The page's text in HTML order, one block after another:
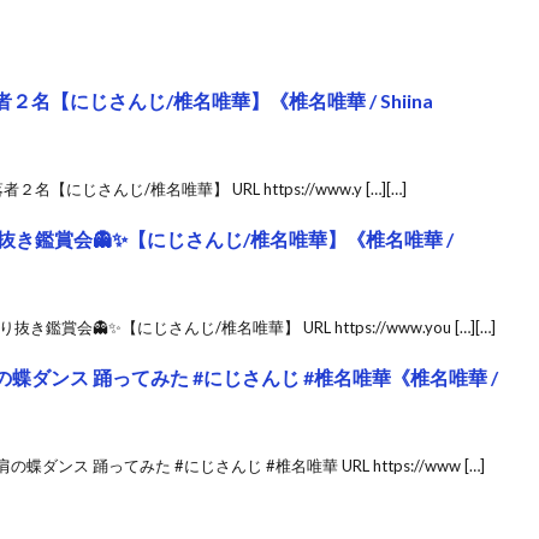
名【にじさんじ/椎名唯華】《椎名唯華 / Shiina
２名【にじさんじ/椎名唯華】 URL https://www.y […][…]
き鑑賞会👻✨【にじさんじ/椎名唯華】《椎名唯華 /
抜き鑑賞会👻✨【にじさんじ/椎名唯華】 URL https://www.you […][…]
蝶ダンス 踊ってみた #にじさんじ #椎名唯華《椎名唯華 /
の蝶ダンス 踊ってみた #にじさんじ #椎名唯華 URL https://www […]